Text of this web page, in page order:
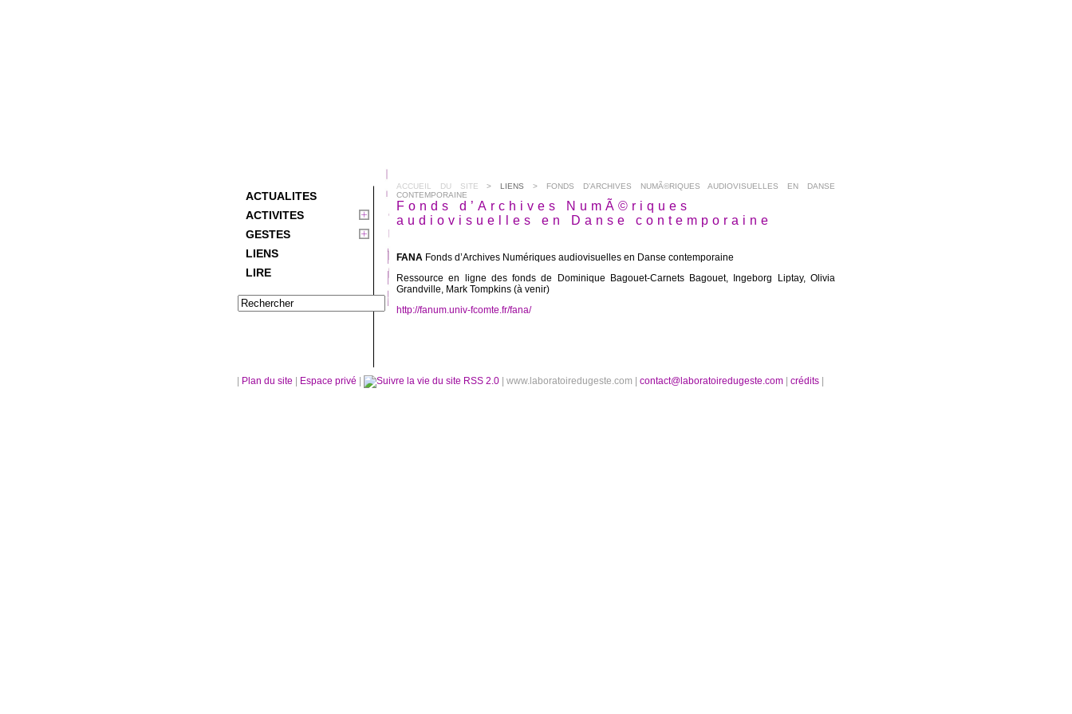
ACTUALITES
ACTIVITES
GESTES
LIENS
LIRE
ACCUEIL DU SITE >LIENS
> FONDS D’ARCHIVES NUMÃ©RIQUES AUDIOVISUELLES EN DANSE
CONTEMPORAINE
Fonds d’Archives NumÃ©riques
audiovisuelles en Danse contemporaine
FANA Fonds d’Archives Numériques audiovisuelles en Danse contemporaine
Ressource en ligne des fonds de Dominique Bagouet-Carnets Bagouet, Ingeborg Liptay, Olivia
Grandville, Mark Tompkins (à venir)
http://fanum.univ-fcomte.fr/fana/
Plan du site Espace privé RSS 2.0 | www.laboratoiredugeste.com | contact@laboratoiredugeste.com crédits